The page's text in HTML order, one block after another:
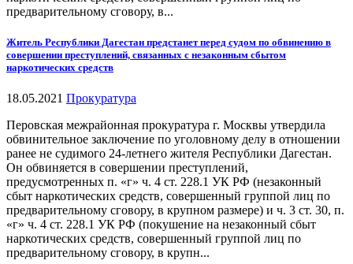
предварительному сговору, в...
Житель Республики Дагестан предстанет перед судом по обвинению в
совершении преступлений, связанных с незаконным сбытом
наркотических средств
18.05.2021 Прокуратура
Перовская межрайонная прокуратура г. Москвы утвердила
обвинительное заключение по уголовному делу в отношении
ранее не судимого 24-летнего жителя Республики Дагестан.
Он обвиняется в совершении преступлений,
предусмотренных п. «г» ч. 4 ст. 228.1 УК РФ (незаконный
сбыт наркотических средств, совершенный группой лиц по
предварительному сговору, в крупном размере) и ч. 3 ст. 30, п.
«г» ч. 4 ст. 228.1 УК РФ (покушение на незаконный сбыт
наркотических средств, совершенный группой лиц по
предварительному сговору, в крупн...